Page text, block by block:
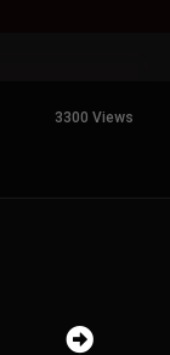
3300 Views